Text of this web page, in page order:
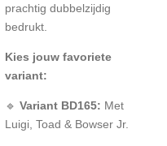
prachtig dubbelzijdig
bedrukt.
Kies jouw favoriete
variant:
🔹 Variant BD165: Met
Luigi, Toad & Bowser Jr.